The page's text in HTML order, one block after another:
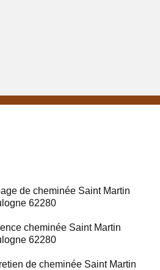
de cheminée Saint Martin
62280
cheminée Saint Martin
62280
de cheminée Saint Martin